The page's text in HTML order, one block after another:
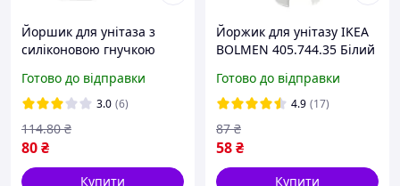
Йоршик для унітаза з
силіконовою гнучкою
HP227
Готово до відправки
3.0 (6)
80₴
114.80 ₴
Купити
Йоржик для унітазу IKEA
BOLMEN 405.744.35 Білий
Готово до відправки
4.9 (17)
58₴
87 ₴
Купити